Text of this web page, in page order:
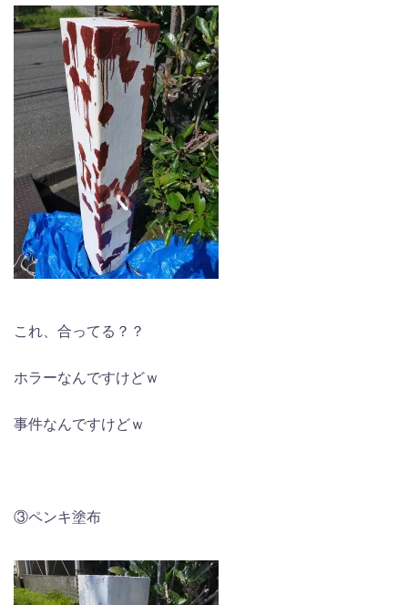
これ、合ってる？？
ホラーなんですけどｗ
事件なんですけどｗ
③ペンキ塗布